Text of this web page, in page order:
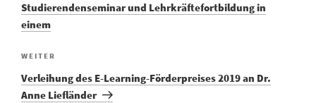
Studierendenseminar und Lehrkräftefortbildung in
einem
Nächster
Beitrag
WEITER
Verleihung des E-Learning-Förderpreises 2019 an Dr.
Anne Liefländer